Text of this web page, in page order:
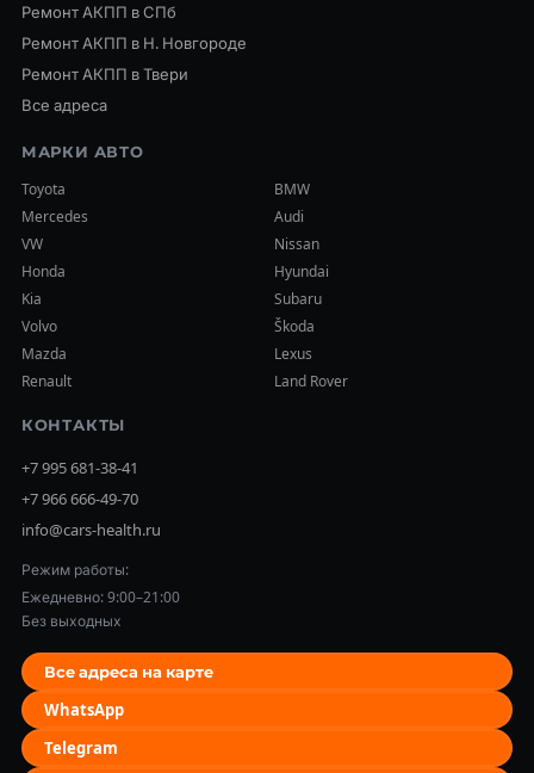
Ремонт АКПП в СПб
Ремонт АКПП в Н. Новгороде
Ремонт АКПП в Твери
Все адреса
МАРКИ АВТО
Toyota
BMW
Mercedes
Audi
VW
Nissan
Honda
Hyundai
Kia
Subaru
Volvo
Škoda
Mazda
Lexus
Renault
Land Rover
КОНТАКТЫ
+7 995 681-38-41
+7 966 666-49-70
info@cars-health.ru
Режим работы:
Ежедневно: 9:00–21:00
Без выходных
Все адреса на карте
WhatsApp
Telegram